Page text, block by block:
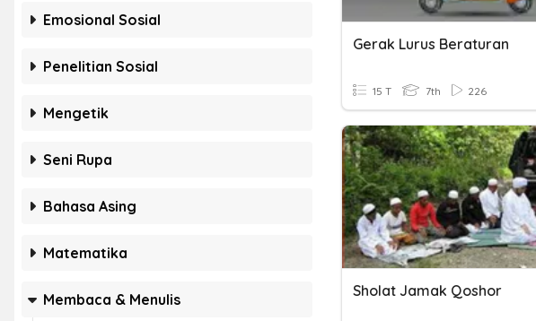
Emosional Sosial
Penelitian Sosial
Mengetik
Seni Rupa
Bahasa Asing
Matematika
Membaca & Menulis
Gerak Lurus Beraturan
15 T 7th 226
Sholat Jamak Qoshor